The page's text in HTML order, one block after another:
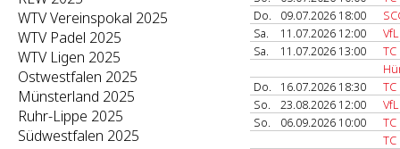
WTV Vereinspokal 2025
WTV Padel 2025
WTV Ligen 2025
Ostwestfalen 2025
Münsterland 2025
Ruhr-Lippe 2025
Südwestfalen 2025
Do.
09.07.2026 18:00
Sa.
11.07.2026 12:00
Sa.
11.07.2026 13:00
Do.
16.07.2026 18:30
So.
23.08.2026 12:00
So.
06.09.2026 10:00